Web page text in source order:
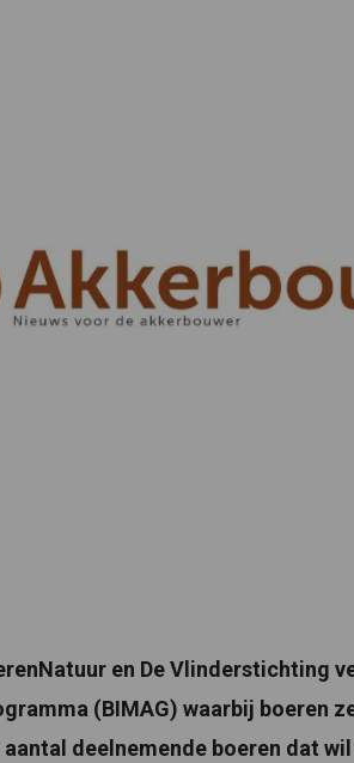
en De Vlinderstichting
(BIMAG) waarbij boeren
aantal deelnemende boeren dat